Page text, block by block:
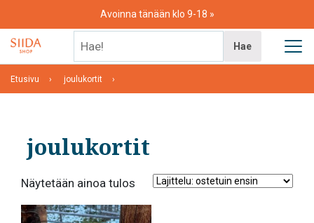
content
Avoinna tänään klo 9-18
Hae
Etusivu joulukortit
joulukortit
Näytetään ainoa tulos